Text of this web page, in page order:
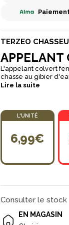
TERZEO
APPELANT
L'appelant colvert
chasse au gibier d'eau, en
votre plan d'eau, cet
quille intégrée permet une
créer une illusion
Lire la suite
L'UNITÉ
6,99€
Consulter le stock
EN MAGASIN